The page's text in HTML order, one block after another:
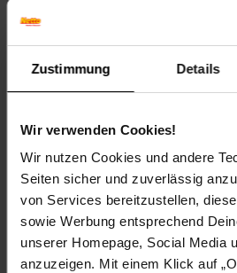
Zustimmung Details
Wir verwenden Cookies!
Wir nutzen Cookies und andere
Seiten sicher und zuverlässig
von Services bereitzustellen,
sowie Werbung entsprechend
unserer Homepage, Social Media
anzuzeigen. Mit einem Klick auf
Bräter sicher vom Backofen auf
Der Deckel ist mit einem großen
Artikelnummer: 2593963005
EAN: 4260238067398
Versandinformationen
Herstellerinformationen